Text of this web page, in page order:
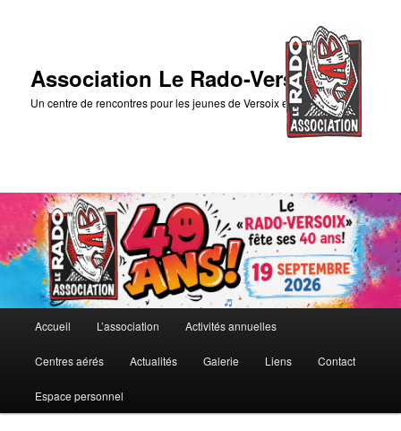
Association Le Rado-Versoix
Un centre de rencontres pour les jeunes de Versoix et des environs
principal
Aller
au
contenu
Aller
au
contenu
Accueil L’association Activités annuelles
Centres aérés Actualités Galerie Liens Contact
Espace personnel